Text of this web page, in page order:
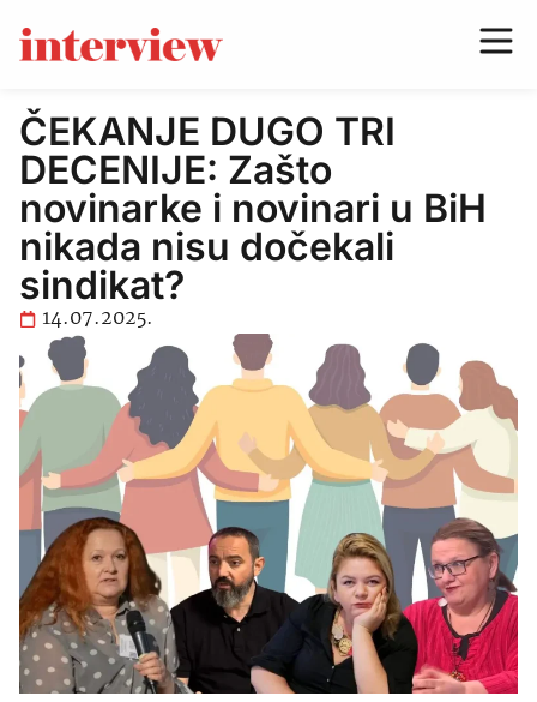
ČEKANJE DUGO TRI
DECENIJE: Zašto
novinarke i novinari u BiH
nikada nisu dočekali
sindikat?
14.07.2025.